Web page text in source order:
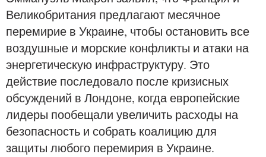
Великобритания предлагают месячное
перемирие в Украине, чтобы остановить все
воздушные и морские конфликты и атаки на
энергетическую инфраструктуру. Это
действие последовало после кризисных
обсуждений в Лондоне, когда европейские
лидеры пообещали увеличить расходы на
безопасность и собрать коалицию для
защиты любого перемирия в Украине.